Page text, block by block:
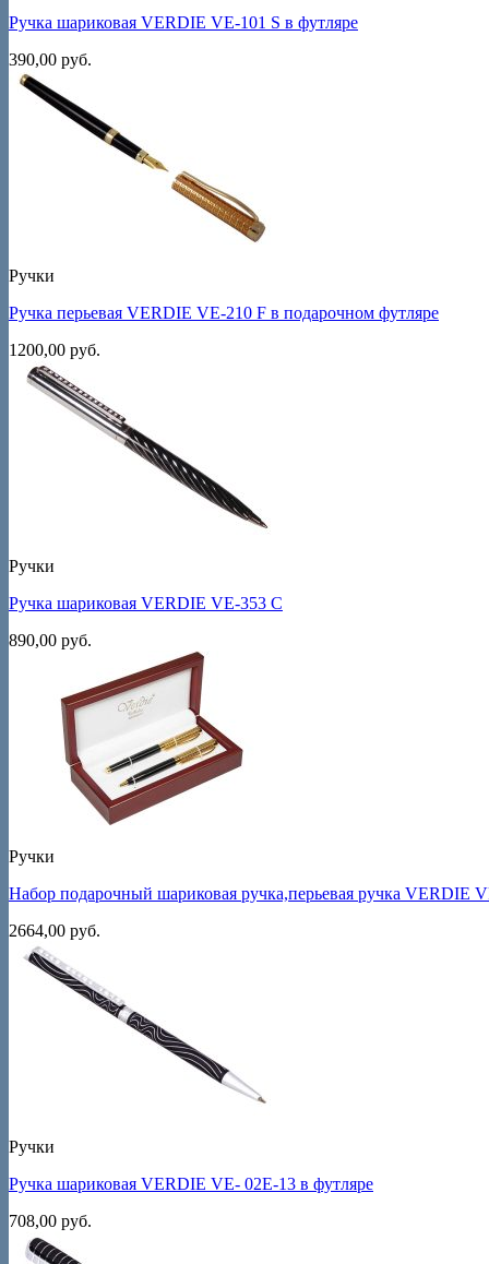
Ручка шариковая VERDIE VE-101 S в футляре
390,00 руб.
Ручки
Ручка перьевая VERDIE VE-210 F в подарочном футляре
1200,00 руб.
Ручки
Ручка шариковая VERDIE VE-353 C
890,00 руб.
Ручки
Набор подарочный шариковая ручка,перьевая ручка VERDIE
2664,00 руб.
Ручки
Ручка шариковая VERDIE VE- 02E-13 в футляре
708,00 руб.